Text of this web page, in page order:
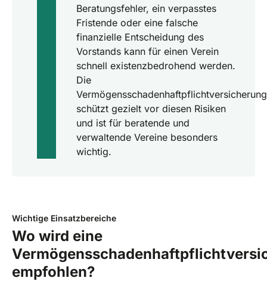
Beratungsfehler, ein verpasstes
Fristende oder eine falsche
finanzielle Entscheidung des
Vorstands kann für einen Verein
schnell existenzbedrohend werden.
Die
Vermögensschadenhaftpflichtversicherung
schützt gezielt vor diesen Risiken
und ist für beratende und
verwaltende Vereine besonders
wichtig.
Wichtige Einsatzbereiche
Wo wird eine
empfohlen?